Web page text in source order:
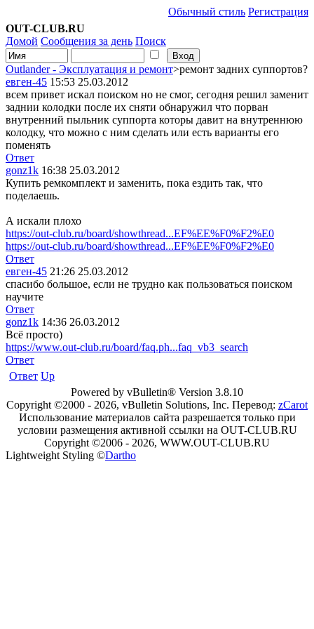
Обычный стиль Регистрация
OUT-CLUB.RU
Домой Сообщения за день Поиск
Outlander - Эксплуатация и ремонт>ремонт задних суппортов?
евген-45 15:53 25.03.2012
всем привет искал поиском но не смог, сегодня решил заменит
заднии колодки после их сняти обнаружил что порван
внутренний пыльник суппорта которы давит на внутреннюю
колодку, что можно с ним сделать или есть варианты его
поменять
Ответ
gonz1k 16:38 25.03.2012
Купить ремкомплект и заменить, пока ездить так, что
поделаешь.
А искали плохо
https://out-club.ru/board/showthread...EF%EE%F0%F2%E0
https://out-club.ru/board/showthread...EF%EE%F0%F2%E0
Ответ
евген-45 21:26 25.03.2012
спасибо большое, если не трудно как пользоваться поиском
научите
Ответ
gonz1k 14:36 26.03.2012
Всё просто)
https://www.out-club.ru/board/faq.ph...faq_vb3_search
Ответ
Ответ Up
Powered by vBulletin® Version 3.8.10
Copyright ©2000 - 2026, vBulletin Solutions, Inc. Перевод: zCarot
Использование материалов сайта разрешается только при
условии размещения активной ссылки на OUT-CLUB.RU
Copyright ©2006 - 2026, WWW.OUT-CLUB.RU
Lightweight Styling ©Dartho